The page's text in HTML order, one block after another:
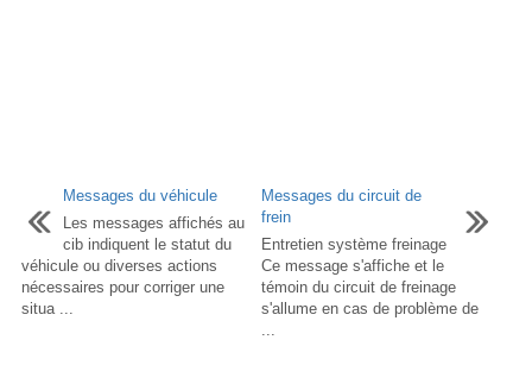
Messages du véhicule
Les messages affichés au
cib indiquent le statut du
véhicule ou diverses actions
nécessaires pour corriger une
situa ...
Messages du circuit de
frein
Entretien système freinage
Ce message s'affiche et le
témoin du circuit de freinage
s'allume en cas de problème de
...